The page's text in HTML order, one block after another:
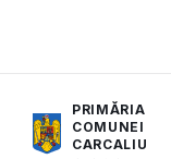
PRIMĂRIA
COMUNEI
CARCALIU